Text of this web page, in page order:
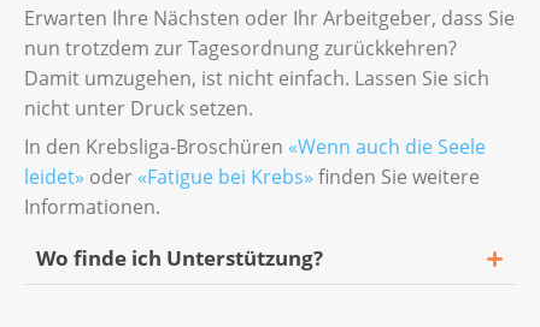
Erwarten Ihre Nächsten oder Ihr Arbeitgeber, dass Sie
nun trotzdem zur Tagesordnung zurückkehren?
Damit umzugehen, ist nicht einfach. Lassen Sie sich
nicht unter Druck setzen.
In den Krebsliga-Broschüren «Wenn auch die Seele
leidet» oder «Fatigue bei Krebs» finden Sie weitere
Informationen.
Wo finde ich Unterstützung?